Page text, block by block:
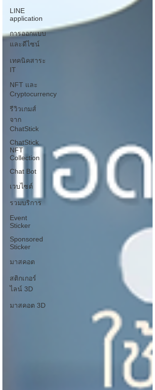
LINE
application
การออกแบบ
และดีไซน์
เทคนิคสาระ
IT
NFT และ
Cryptocurrency
รีวิวเกมส์
จาก
ChatStick
ChatStick
NFT
Collection
Chat Bot
เวบไซต์
รวมบริการ
Event
Sticker
Sponsored
Sticker
มาสคอต
สติกเกอร์
ไลน์ 3D
มาสคอต 3D